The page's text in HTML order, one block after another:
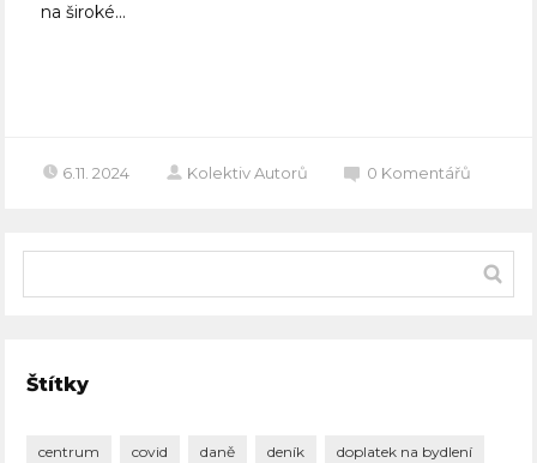
na široké...
6.11. 2024 Kolektiv Autorů 0 Komentářů
Štítky
centrum covid daně deník doplatek na bydlení